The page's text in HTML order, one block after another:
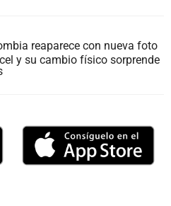
reaparece con nueva foto
y su cambio físico sorprende